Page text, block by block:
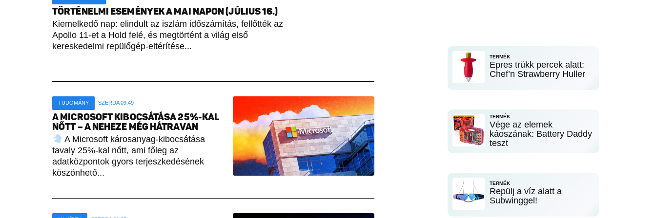
TÖRTÉNELMI ESEMÉNYEK A MAI NAPON (JÚLIUS 16.)
Kiemelkedő nap: elindult az iszlám időszámítás, fellőtték az
Apollo 11-et a Hold felé, és megtörtént a világ első
kereskedelmi repülőgép-eltérítése...
TUDOMÁNY SZERDA 09:49
A MICROSOFT KIBOCSÁTÁSA 25%-KAL
NŐTT – A NEHEZE MÉG HÁTRAVAN
A Microsoft károsanyag-kibocsátása
tavaly 25%-kal nőtt, ami főleg az
adatközpontok gyors terjeszkedésének
köszönhető...
TERMÉK
Epres trükk percek alatt:
Chef’n Strawberry Huller
TERMÉK
Vége az elemek
káoszának: Battery Daddy
teszt
TERMÉK
Repülj a víz alatt a
Subwinggel!